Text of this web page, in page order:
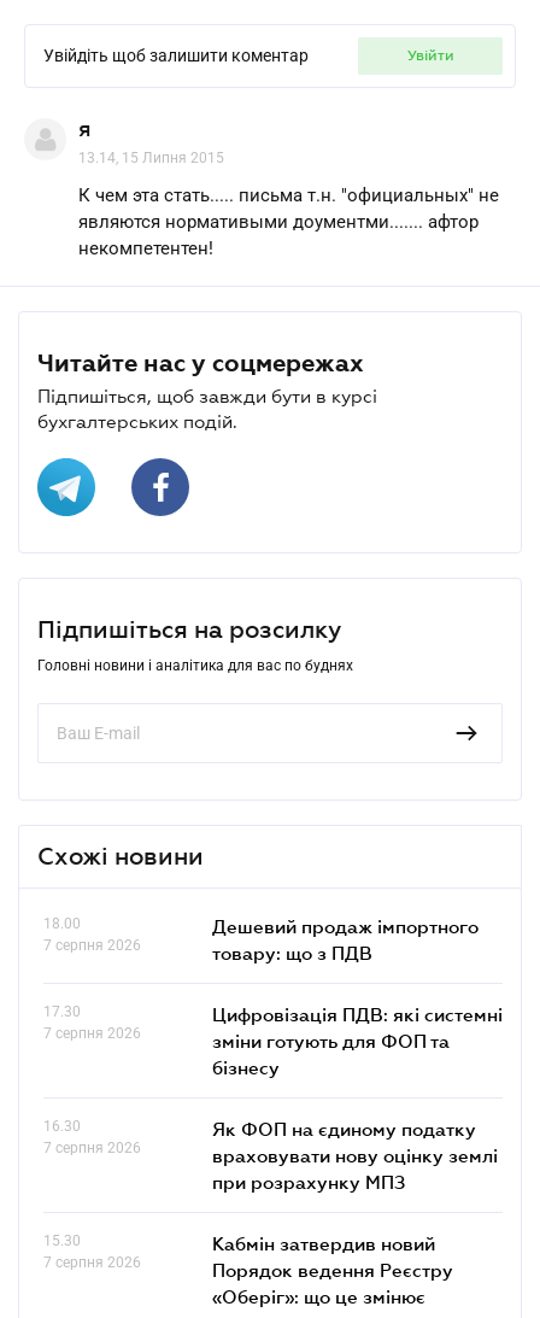
Увійдіть щоб залишити коментар увійти
я
13.14, 15 Липня 2015
К чем эта стать..... письма т.н. "официальных" не
являются нормативыми доументми....... афтор
некомпетентен!
Читайте нас у соцмережах
Підпишіться, щоб завжди бути в курсі
бухгалтерських подій.
Підпишіться на розсилку
Головні новини і аналітика для вас по буднях
Схожі новини
18.00
7 серпня 2026
Дешевий продаж імпортного
товару: що з ПДВ
17.30
7 серпня 2026
Цифровізація ПДВ: які системні
зміни готують для ФОП та
бізнесу
16.30
7 серпня 2026
Як ФОП на єдиному податку
враховувати нову оцінку землі
при розрахунку МПЗ
15.30
7 серпня 2026
Кабмін затвердив новий
Порядок ведення Реєстру
«Оберіг»: що це змінює